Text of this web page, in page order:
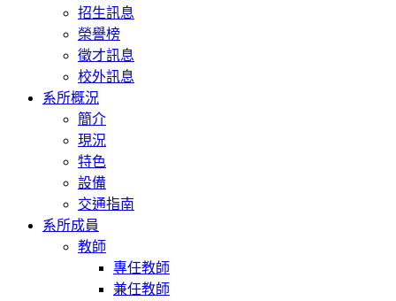
招生訊息
榮譽榜
徵才訊息
校外訊息
系所概況
簡介
現況
特色
設備
交通指南
系所成員
教師
專任教師
兼任教師